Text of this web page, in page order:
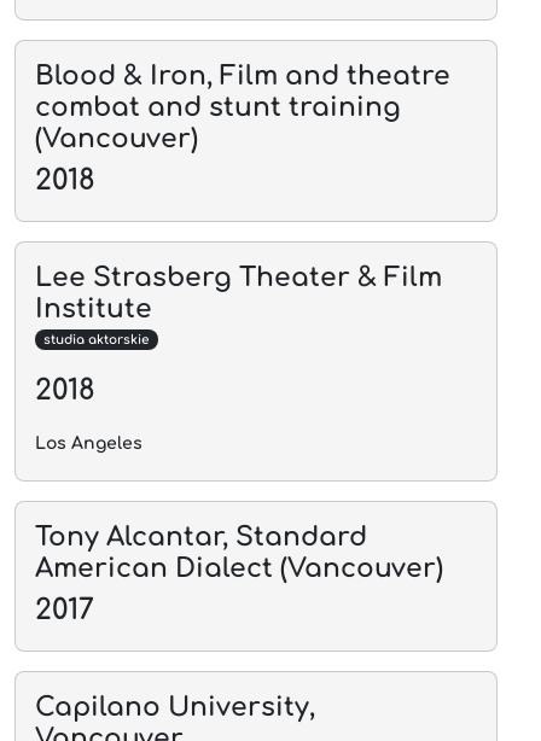
Blood & Iron, Film and theatre
combat and stunt training
(Vancouver)
2018
Lee Strasberg Theater & Film
Institute
studia aktorskie
2018
Los Angeles
Tony Alcantar, Standard
American Dialect (Vancouver)
2017
Capilano University,